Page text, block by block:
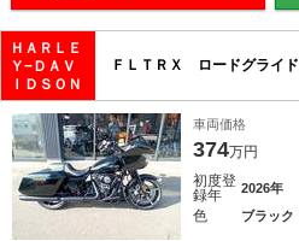
ＨＡＲＬＥ
Ｙ−ＤＡＶ
ＩＤＳＯＮ
ＦＬＴＲＸ ロードグライド
車両価格
374万円
初度登
録年
2026年
色 ブラック